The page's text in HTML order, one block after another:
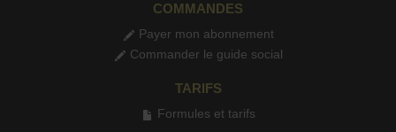
COMMANDES
Payer mon abonnement
Commander le guide social
TARIFS
Formules et tarifs